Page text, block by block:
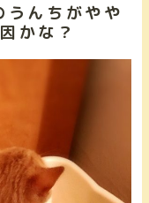
んちがやや
かな？